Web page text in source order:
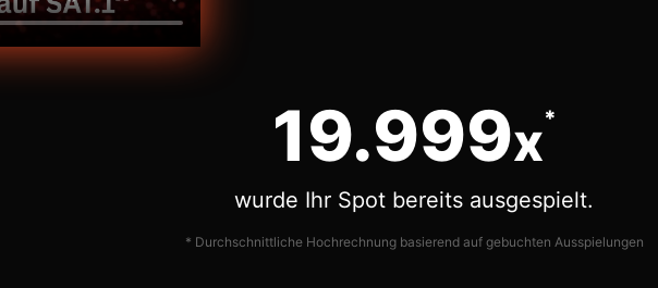
20.000x*
wurde Ihr Spot bereits ausgespielt.
* Durchschnittliche Hochrechnung basierend auf gebuchten Ausspielungen